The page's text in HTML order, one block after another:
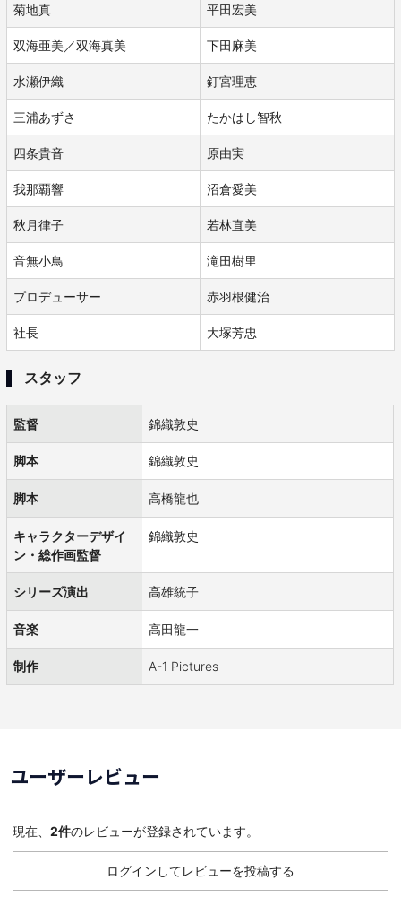
菊地真 平田宏美
双海亜美／双海真美 下田麻美
水瀬伊織 釘宮理恵
三浦あずさ たかはし智秋
四条貴音 原由実
我那覇響 沼倉愛美
秋月律子 若林直美
音無小鳥 滝田樹里
プロデューサー 赤羽根健治
社長 大塚芳忠
スタッフ
監督 錦織敦史
脚本 錦織敦史
脚本 高橋龍也
キャラクターデザイ
ン・総作画監督
錦織敦史
シリーズ演出 高雄統子
音楽 高田龍一
制作 A-1 Pictures
ユーザーレビュー
現在、 2件のレビューが登録されています。
ログインしてレビューを投稿する